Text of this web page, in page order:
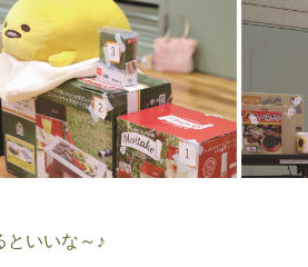
といいな～♪